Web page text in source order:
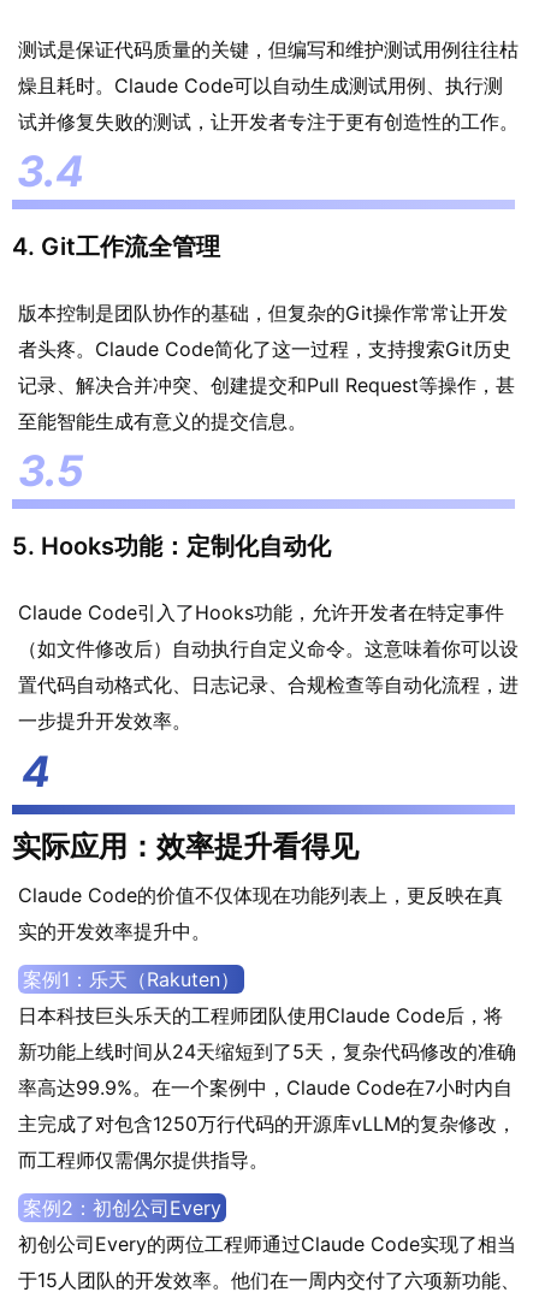
测试是保证代码质量的关键，但编写和维护测试用例往往枯
燥且耗时。Claude Code可以自动生成测试用例、执行测
试并修复失败的测试，让开发者专注于更有创造性的工作。
4. Git工作流全管理
版本控制是团队协作的基础，但复杂的Git操作常常让开发
者头疼。Claude Code简化了这一过程，支持搜索Git历史
记录、解决合并冲突、创建提交和Pull Request等操作，甚
至能智能生成有意义的提交信息。
5. Hooks功能：定制化自动化
Claude Code引入了Hooks功能，允许开发者在特定事件
（如文件修改后）自动执行自定义命令。这意味着你可以设
置代码自动格式化、日志记录、合规检查等自动化流程，进
一步提升开发效率。
实际应用：效率提升看得见
Claude Code的价值不仅体现在功能列表上，更反映在真
实的开发效率提升中。
案例1：乐天（Rakuten）
日本科技巨头乐天的工程师团队使用Claude Code后，将
新功能上线时间从24天缩短到了5天，复杂代码修改的准确
率高达99.9%。在一个案例中，Claude Code在7小时内自
主完成了对包含1250万行代码的开源库vLLM的复杂修改，
而工程师仅需偶尔提供指导。
案例2：初创公司Every
初创公司Every的两位工程师通过Claude Code实现了相当
于15人团队的开发效率。他们在一周内交付了六项新功能、